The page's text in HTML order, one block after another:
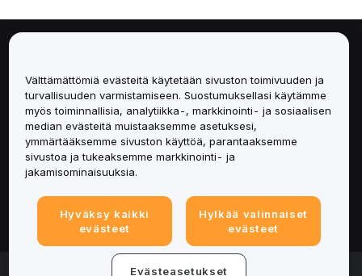
Palvelut
Tuki
Tuotteet
Lakiasiat
© 2025-2026 Bybit.eu. All rights reserved.
Välttämättömiä evästeitä käytetään sivuston toimivuuden ja
turvallisuuden varmistamiseen. Suostumuksellasi käytämme
myös toiminnallisia, analytiikka-, markkinointi- ja sosiaalisen
median evästeitä muistaaksemme asetuksesi,
ymmärtääksemme sivuston käyttöä, parantaaksemme
sivustoa ja tukeaksemme markkinointi- ja
jakamisominaisuuksia.
Hyväksy kaikki
evästeet
Hylkää valinnaiset
evästeet
Evästeasetukset